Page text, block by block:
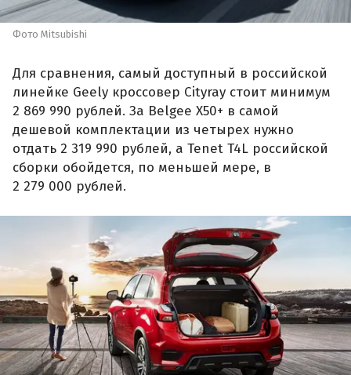
Фото Mitsubishi
Для сравнения, самый доступный в российской
линейке Geely кроссовер Cityray стоит минимум
2 869 990 рублей. За Belgee X50+ в самой
дешевой комплектации из четырех нужно
отдать 2 319 990 рублей, а Tenet T4L российской
сборки обойдется, по меньшей мере, в
2 279 000 рублей.